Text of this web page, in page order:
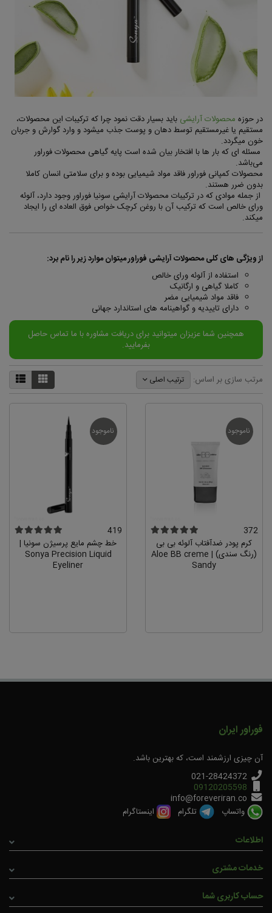
در حوزه محصولات آرایشی باید بسیار دقت نمود چرا که ترکیبات این محصولات،
مستقیم یا غیرمستقیم توسط دهان و پوست جذب میشود و وارد گوارش و جربان
خون میگردد.
مسئله ای که بار ها با افتخار بیان شده است پایه گیاهی محصولات فوراور
می‌باشد.
محصولات کمپانی فوراور فاقد مواد شیمیایی بوده و برای سلامتی انسان کاملا
بدون ضرر هستند.
از جمله موادی که در ترکیبات محصولات آرایشی سونیا فوراور وجود دارد، آلوئه
ورای خالص است که ترکیب آن با روغن کرچک خواص فوق العاده ای را ایجاد
میکند.
از ویژگی های کلی محصولات آرایشی فوراور میتوان موارد زیر را نام برد:
استفاده از آلوئه ورای خالص
کاملا گیاهی و ارگانیک
فاقد مواد شیمیایی مضر
دارای تاییدیه و گواهینامه های استاندارد جهانی
همچنین شما عزیزان میتوانید برای دریافت مشاورهبا ما تماس حاصل
بفرمایید.
مرتب سازی بر اساس: ترتیب اصلی
ناموجود
372
کرم پودر ضدآفتاب آلوئه بی بی
(رنگ سندی) | Aloe BB creme
Sandy
ناموجود
419
خط چشم مایع پرسیژن سونیا |
Sonya Precision Liquid
Eyeliner
فوراور ایران
آن چیزی ارزشمند است، که بهترین باشد.
021-28424372
09120205598
info@foreveriran.co
واتساپ
تلگرام اینستاگرام
اطلاعات
خدمات مشتری
حساب کاربری شما